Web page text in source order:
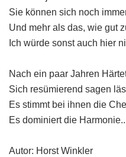
Sie können sich noch
Und mehr als das, wie gut
Ich würde sonst auch hier
Nach ein paar Jahren
Sich resümierend sagen
Es stimmt bei ihnen die
Es dominiert die
Autor: Horst Winkler